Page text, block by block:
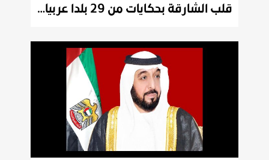
قلب الشارقة بحكايات من 29 بلدا عربيا وأجنبيا